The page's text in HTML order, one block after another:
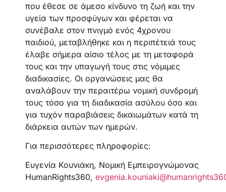
που έθεσε σε άμεσο κίνδυνο τη ζωή και την
υγεία των προσφύγων και φέρεται να
συνέβαλε στον πνιγμό ενός 4χρονου
παιδιού, μεταβλήθηκε και η περιπέτειά τους
έλαβε σήμερα αίσιο τέλος με τη μεταφορά
τους και την υπαγωγή τους στις νόμιμες
διαδικασίες. Οι οργανώσεις μας θα
αναλάβουν την περαιτέρω νομική συνδρομή
τους τόσο για τη διαδικασία ασύλου όσο και
για τυχόν παραβιάσεις δικαιωμάτων κατά τη
διάρκεια αυτών των ημερών.
Για περισσότερες πληροφορίες:
Ευγενία Κουνιάκη, Νομική Εμπειρογνώμονας
HumanRights360,